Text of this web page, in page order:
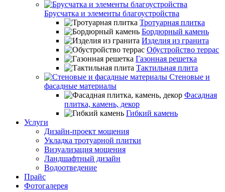
Брусчатка и элементы благоустройства
Тротуарная плитка
Бордюрный камень
Изделия из гранита
Обустройство террас
Газонная решетка
Тактильная плита
Стеновые и
фасадные материалы
Фасадная
плитка, камень, декор
Гибкий камень
Услуги
Дизайн-проект мощения
Укладка тротуарной плитки
Визуализация мощения
Ландшафтный дизайн
Водоотведение
Прайс
Фотогалерея